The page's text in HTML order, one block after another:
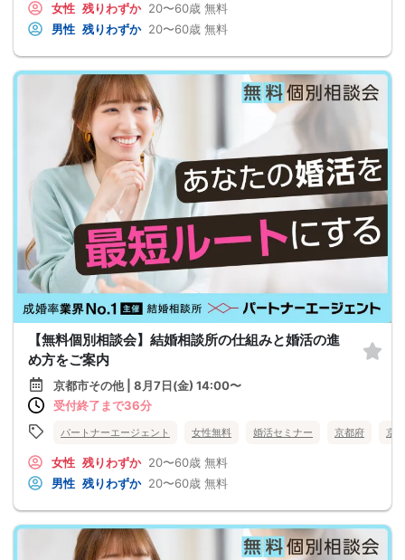
女性 残りわずか 20〜60歳 無料
男性 残りわずか 20〜60歳 無料
【無料個別相談会】結婚相談所の仕組みと婚活の進
め方をご案内
京都市その他 | 8月7日(金) 14:00〜
受付終了まで36分
パートナーエージェント 女性無料 婚活セミナー 京都府 京
女性 残りわずか 20〜60歳 無料
男性 残りわずか 20〜60歳 無料